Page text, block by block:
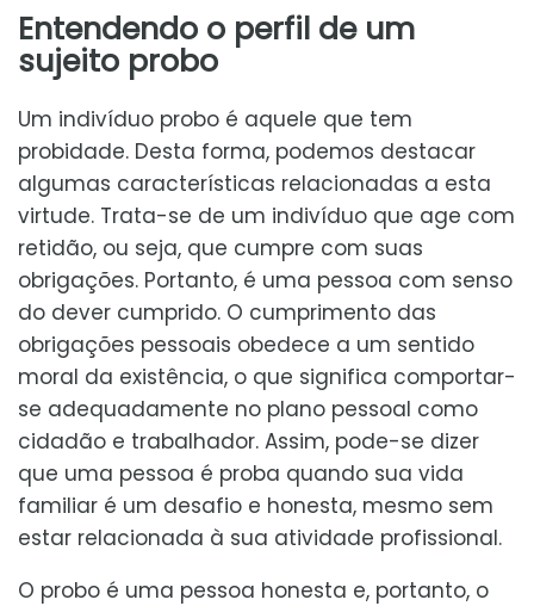
Entendendo o perfil de um
sujeito probo
Um indivíduo probo é aquele que tem
probidade. Desta forma, podemos destacar
algumas características relacionadas a esta
virtude. Trata-se de um indivíduo que age com
retidão, ou seja, que cumpre com suas
obrigações. Portanto, é uma pessoa com senso
do dever cumprido. O cumprimento das
obrigações pessoais obedece a um sentido
moral da existência, o que significa comportar-
se adequadamente no plano pessoal como
cidadão e trabalhador. Assim, pode-se dizer
que uma pessoa é proba quando sua vida
familiar é um desafio e honesta, mesmo sem
estar relacionada à sua atividade profissional.
O probo é uma pessoa honesta e, portanto, o